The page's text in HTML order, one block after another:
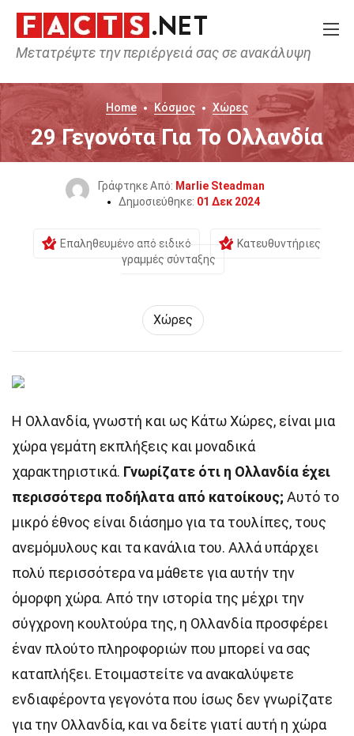
Μετατρέψτε την περιέργειά σας σε ανακάλυψη
Home Κόσμος Χώρες
29 Γεγονότα Για Το Ολλανδία
Γράφτηκε Από: Marlie Steadman
Δημοσιεύθηκε: 01 Δεκ 2024
Επαληθευμένο από ειδικό
Κατευθυντήριες
γραμμές σύνταξης
Χώρες
Η Ολλανδία, γνωστή και ως Κάτω Χώρες, είναι μια
χώρα γεμάτη εκπλήξεις και μοναδικά
χαρακτηριστικά. Γνωρίζατε ότι η Ολλανδία έχει
περισσότερα ποδήλατα από κατοίκους; Αυτό το
μικρό έθνος είναι διάσημο για τα τουλίπες, τους
ανεμόμυλους και τα κανάλια του. Αλλά υπάρχει
πολύ περισσότερα να μάθετε για αυτήν την
όμορφη χώρα. Από την ιστορία της μέχρι την
σύγχρονη κουλτούρα της, η Ολλανδία προσφέρει
έναν πλούτο πληροφοριών που μπορεί να σας
καταπλήξει. Ετοιμαστείτε να ανακαλύψετε
ενδιαφέροντα γεγονότα που ίσως δεν γνωρίζατε
για την Ολλανδία, και να δείτε γιατί αυτή η χώρα